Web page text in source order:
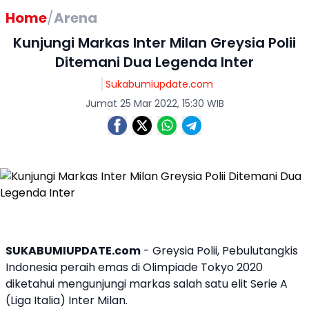
Home/Arena
Kunjungi Markas Inter Milan Greysia Polii
Ditemani Dua Legenda Inter
Sukabumiupdate.com
Jumat 25 Mar 2022, 15:30 WIB
SUKABUMIUPDATE.com - Greysia Polii, Pebulutangkis
Indonesia peraih emas di Olimpiade Tokyo 2020
diketahui mengunjungi markas salah satu elit Serie A
(Liga Italia) Inter Milan.